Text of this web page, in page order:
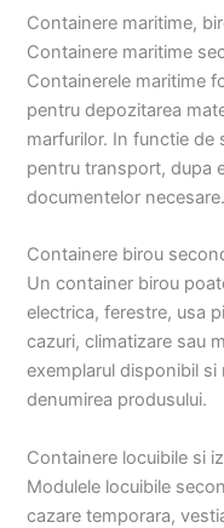
Containere maritime,
Containere maritime
Containerele maritime
pentru depozitarea
marfurilor. In functie
pentru transport, dupa
documentelor necesare.
Containere birou
Un container birou
electrica, ferestre, usa
cazuri, climatizare sau
exemplarul disponibil
denumirea produsului.
Containere locuibile si
Modulele locuibile
cazare temporara,